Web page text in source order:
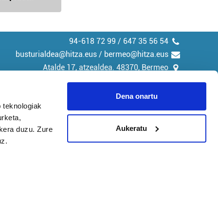
duzu. Zure
Dena onartu
Aukeratu
94-618 72 99 / 647 35 56 54
busturialdea@hitza.eus / bermeo@hitza.eus
Atalde 17, atzealdea. 48370, Bermeo
Cookieak
zure ekarpena